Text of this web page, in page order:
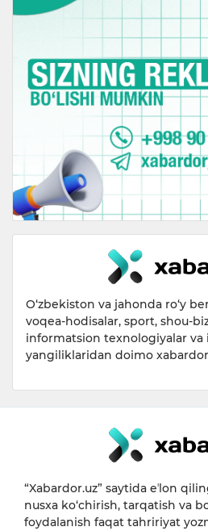
O‘zbekiston va jahonda ro‘y
voqea-hodisalar, sport, shou-
informatsion texnologiyalar va
yangiliklaridan doimo
“Xabardor.uz” saytida eʼlon
nusxa ko‘chirish, tarqatish va
foydalanish faqat tahririyat